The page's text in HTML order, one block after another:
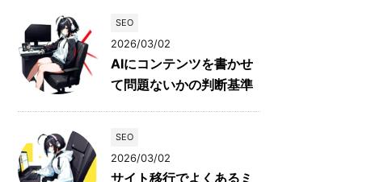
SEO
2026/03/02
AIにコンテンツを書かせ
て問題ないかの判断基準
SEO
2026/03/02
サイト移行でよくあるミ